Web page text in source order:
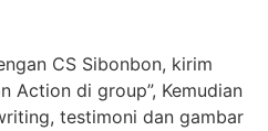
CS Sibonbon, kirim
Action di group”, Kemudian
testimoni dan gambar